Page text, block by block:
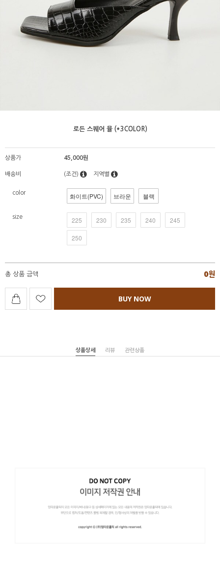
로든 스퀘어 뮬 (*3COLOR)
상품가 45,000원
배송비 (조건) 지역별
color 화이트(PVC) 브라운 블랙
size 225 230 235 240 245
250
총 상품 금액 0원
BUY NOW
상품상세 리뷰 관련상품